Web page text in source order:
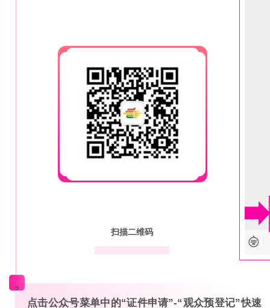
扫描二维码
2
点击公众号菜单中的“证件申请”-“观众预登记”快速